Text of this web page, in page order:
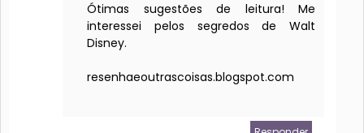
Ótimas sugestões de leitura! Me
interessei pelos segredos de Walt
Disney.
resenhaeoutrascoisas.blogspot.com